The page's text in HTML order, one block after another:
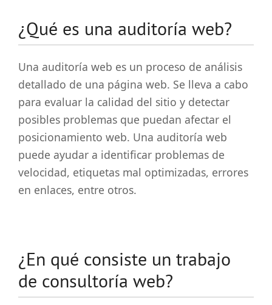
¿Qué es una auditoría web?
Una auditoría web es un proceso de análisis
detallado de una página web. Se lleva a cabo
para evaluar la calidad del sitio y detectar
posibles problemas que puedan afectar el
posicionamiento web. Una auditoría web
puede ayudar a identificar problemas de
velocidad, etiquetas mal optimizadas, errores
en enlaces, entre otros.
¿En qué consiste un trabajo
de consultoría web?